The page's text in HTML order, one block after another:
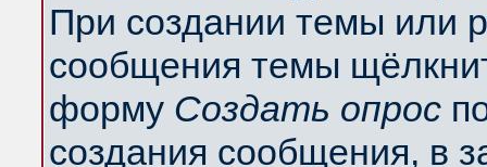
При создании темы или
сообщения темы
форму Создать опрос
создания сообщения, в